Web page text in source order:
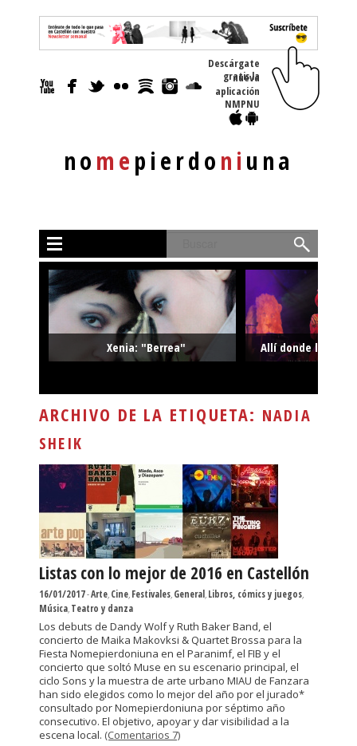
nomepierdoniuna
Descárgate
gratis la nueva
aplicación
NMPNU
Xenia: "Berrea" Allí donde la
ARCHIVO DE LA ETIQUETA: NADIA
SHEIK
Listas con lo mejor de 2016 en Castellón
16/01/2017-Arte,Cine,Festivales,General,Libros, cómics y juegos,
Música,Teatro y danza
Los debuts de Dandy Wolf y Ruth Baker Band, el
concierto de Maika Makovksi & Quartet Brossa para la
Fiesta Nomepierdoniuna en el Paranimf, el FIB y el
concierto que soltó Muse en su escenario principal, el
ciclo Sons y la muestra de arte urbano MIAU de Fanzara
han sido elegidos como lo mejor del año por el jurado*
consultado por Nomepierdoniuna por séptimo año
consecutivo. El objetivo, apoyar y dar visibilidad a la
escena local. (Comentarios 7)